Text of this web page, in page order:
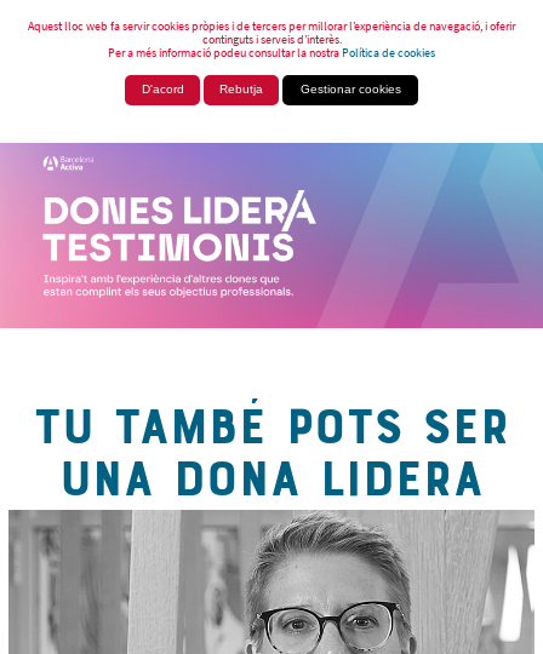
Aquest lloc web fa servir cookies pròpies i de tercers per millorar l’experiència de navegació, i oferir
continguts i serveis d’interès.
Per a més informació podeu consultar la nostraPolítica de cookies
D'acord Rebutja Gestionar cookies
TU TAMBÉ POTS SER
UNA DONA LIDERA